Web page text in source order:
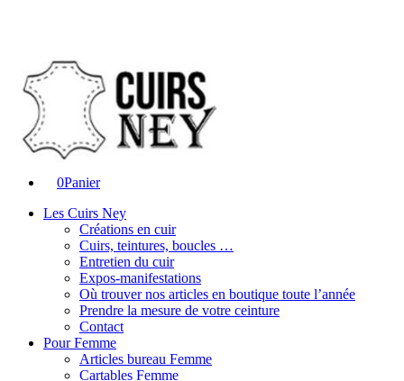
0Panier
Les Cuirs Ney
Créations en cuir
Cuirs, teintures, boucles …
Entretien du cuir
Expos-manifestations
Où trouver nos articles en boutique toute l’année
Prendre la mesure de votre ceinture
Contact
Pour Femme
Articles bureau Femme
Cartables Femme